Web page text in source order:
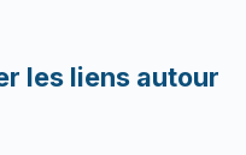
les liens autour